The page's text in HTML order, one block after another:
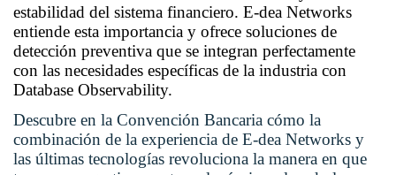
estabilidad del sistema financiero. E-dea Networks
entiende esta importancia y ofrece soluciones de
detección preventiva que se integran perfectamente
con las necesidades específicas de la industria con
Database Observability.
Descubre en la Convención Bancaria cómo la
combinación de la experiencia de E-dea Networks y
las últimas tecnologías revoluciona la manera en que